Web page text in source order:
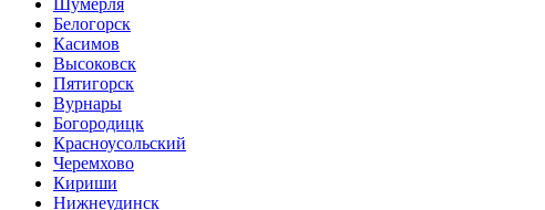
Шумерля
Белогорск
Касимов
Высоковск
Пятигорск
Вурнары
Богородицк
Красноусольский
Черемхово
Кириши
Нижнеудинск